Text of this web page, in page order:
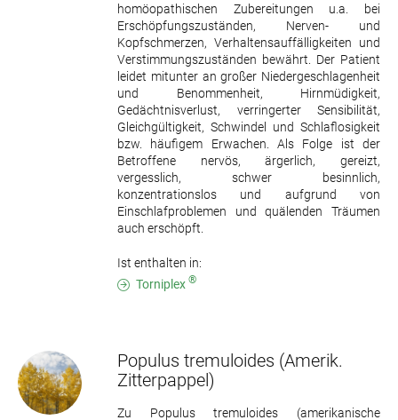
homöopathischen Zubereitungen u.a. bei
Erschöpfungszuständen, Nerven- und
Kopfschmerzen, Verhaltensauffälligkeiten und
Verstimmungszuständen bewährt. Der Patient
leidet mitunter an großer Niedergeschlagenheit
und Benommenheit, Hirnmüdigkeit,
Gedächtnisverlust, verringerter Sensibilität,
Gleichgültigkeit, Schwindel und Schlaflosigkeit
bzw. häufigem Erwachen. Als Folge ist der
Betroffene nervös, ärgerlich, gereizt,
vergesslich, schwer besinnlich,
konzentrationslos und aufgrund von
Einschlafproblemen und quälenden Träumen
auch erschöpft.
Ist enthalten in:
Torniplex ®
Populus tremuloides (Amerik.
Zitterpappel)
Zu Populus tremuloides (amerikanische